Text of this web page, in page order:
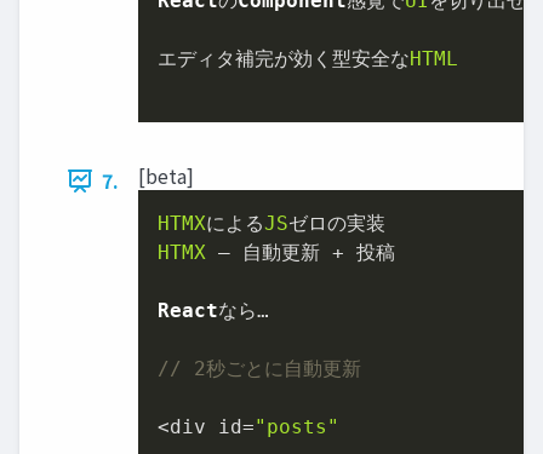
エディタ補完が効く型安全なHTML
7. [beta]
HTMXによるJS
HTMX — 自動更新 + 投稿
Reactなら…
// 2秒ごとに自動更新
<div id="posts"